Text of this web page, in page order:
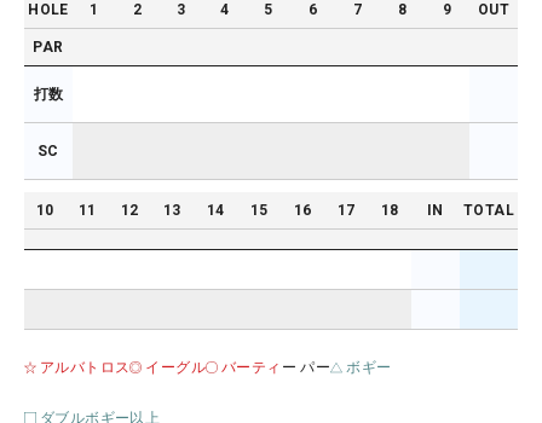
HOLE 1 2 3 4 5 6 7 8 9 OUT
PAR
打数
SC
10 11 12 13 14 15 16 17 18 IN TOTAL
アルバトロス イーグル バーティ ー パー ボギー
ダブルボギー以上